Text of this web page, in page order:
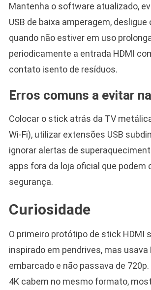
Mantenha o software atualizado,
USB de baixa amperagem,
quando não estiver em uso
periodicamente a entrada HDMI
contato isento de resíduos.
Erros comuns a evitar
Colocar o stick atrás da TV
Wi-Fi), utilizar extensões USB
ignorar alertas de
apps fora da loja oficial que podem
segurança.
Curiosidade
O primeiro protótipo de stick HDMI
inspirado em pendrives, mas usava
embarcado e não passava de
4K cabem no mesmo formato,